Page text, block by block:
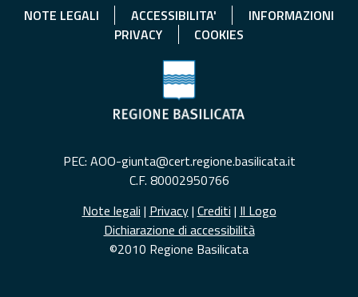
NOTE LEGALI ACCESSIBILITA'
INFORMAZIONI
PRIVACY
COOKIES
PEC: AOO-giunta@cert.regione.basilicata.it
C.F. 80002950766
Note legali | Privacy| Crediti | Il Logo
Dichiarazione di accessibilità
©2010 Regione Basilicata